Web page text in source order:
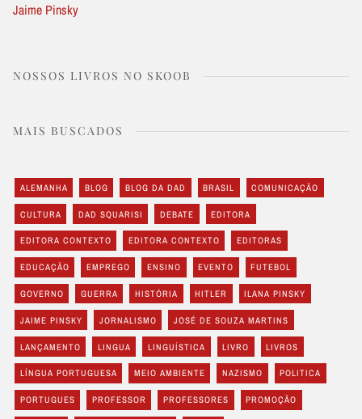
Jaime Pinsky
NOSSOS LIVROS NO SKOOB
MAIS BUSCADOS
ALEMANHA BLOG BLOG DA DAD BRASIL COMUNICAÇÃO
CULTURA DAD SQUARISI DEBATE EDITORA
EDITORA CONTEXTO EDITORA CONTEXTO EDITORAS
EDUCAÇÃO EMPREGO ENSINO EVENTO FUTEBOL
GOVERNO GUERRA HISTÓRIA HITLER ILANA PINSKY
JAIME PINSKY JORNALISMO JOSÉ DE SOUZA MARTINS
LANÇAMENTO LINGUA LINGUÍSTICA LIVRO LIVROS
LÍNGUA PORTUGUESA MEIO AMBIENTE NAZISMO POLITICA
PORTUGUES PROFESSOR PROFESSORES PROMOÇÃO